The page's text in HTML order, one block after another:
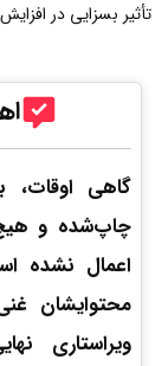
تأثیر بسزایی در
گاهی اوقات،
چاپ‌شده و
اعمال نشده
محتوایشان
ویراستاری